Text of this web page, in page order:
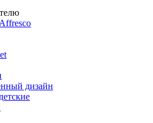
дизайн